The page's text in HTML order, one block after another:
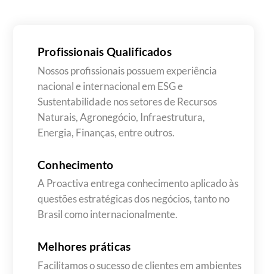
Profissionais Qualificados
Nossos profissionais possuem experiência
nacional e internacional em ESG e
Sustentabilidade nos setores de Recursos
Naturais, Agronegócio, Infraestrutura,
Energia, Finanças, entre outros.
Conhecimento
A Proactiva entrega conhecimento aplicado às
questões estratégicas dos negócios, tanto no
Brasil como internacionalmente.
Melhores práticas
Facilitamos o sucesso de clientes em ambientes